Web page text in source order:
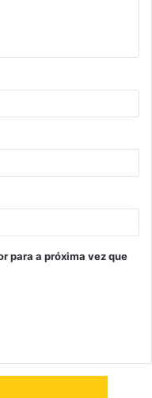
para a próxima vez que